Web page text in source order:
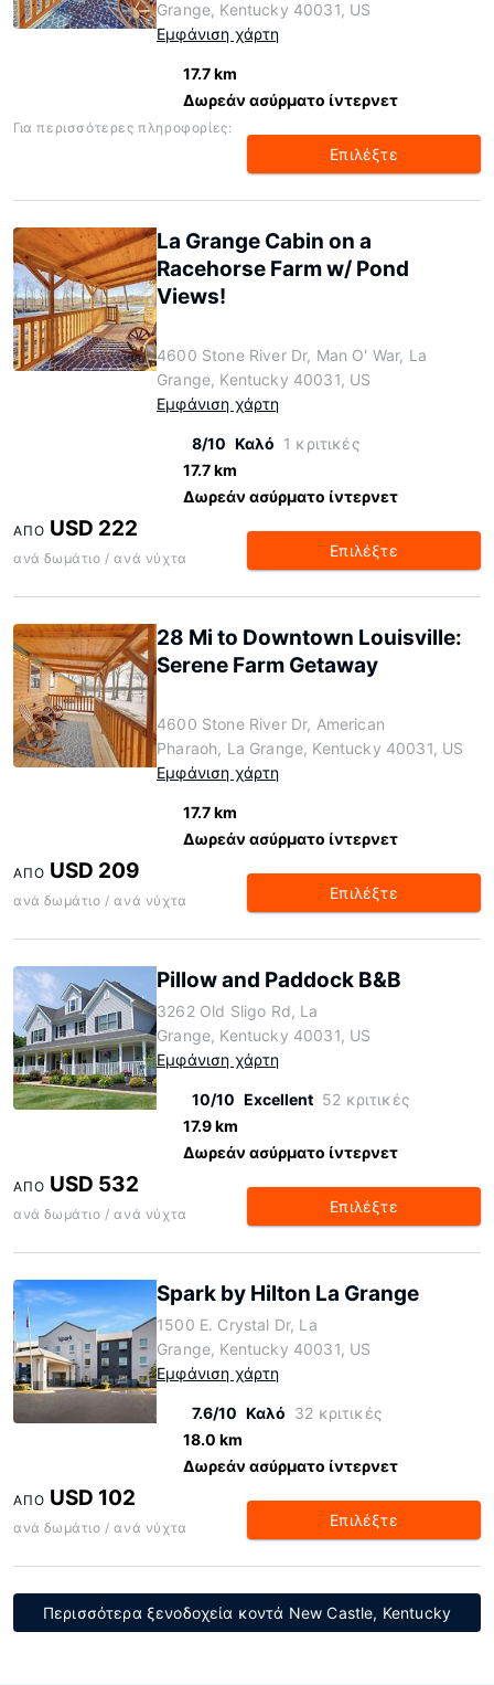
Grange, Kentucky 40031, US
Εμφάνιση χάρτη
17.7 km
Δωρεάν ασύρματο ίντερνετ
Για περισσότερες πληροφορίες:
Επιλέξτε
La Grange Cabin on a
Racehorse Farm w/ Pond
Views!
4600 Stone River Dr, Man O' War, La
Grange, Kentucky 40031, US
Εμφάνιση χάρτη
8/10 Καλό 1 κριτικές
17.7 km
Δωρεάν ασύρματο ίντερνετ
ΑΠΌ USD 222
ανά δωμάτιο / ανά νύχτα Επιλέξτε
28 Mi to Downtown Louisville:
Serene Farm Getaway
4600 Stone River Dr, American
Pharaoh, La Grange, Kentucky 40031, US
Εμφάνιση χάρτη
17.7 km
Δωρεάν ασύρματο ίντερνετ
ΑΠΌ USD 209
ανά δωμάτιο / ανά νύχτα Επιλέξτε
Pillow and Paddock B&B
3262 Old Sligo Rd, La
Grange, Kentucky 40031, US
Εμφάνιση χάρτη
10/10 Excellent 52 κριτικές
17.9 km
Δωρεάν ασύρματο ίντερνετ
ΑΠΌ USD 532
ανά δωμάτιο / ανά νύχτα Επιλέξτε
Spark by Hilton La Grange
1500 E. Crystal Dr, La
Grange, Kentucky 40031, US
Εμφάνιση χάρτη
7.6/10 Καλό 32 κριτικές
18.0 km
Δωρεάν ασύρματο ίντερνετ
ΑΠΌ USD 102
ανά δωμάτιο / ανά νύχτα Επιλέξτε
Περισσότερα ξενοδοχεία κοντά New Castle, Kentucky